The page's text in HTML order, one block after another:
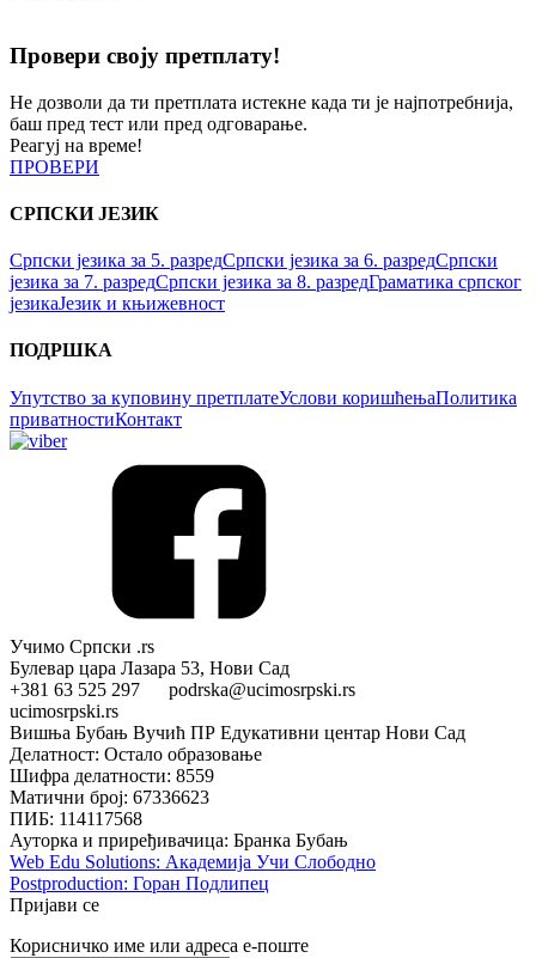
Провери своју претплату!
Не дозволи да ти претплата истекне када ти је најпотребнија,
баш пред тест или пред одговарање.
Реагуј на време!
ПРОВЕРИ
СРПСКИ ЈЕЗИК
Српски језика за 5. разредСрпски језика за 6. разредСрпски
језика за 7. разредСрпски језика за 8. разредГраматика српског
језикаЈезик и књижевност
ПОДРШКА
Упутство за куповину претплатеУслови коришћењаПолитика
приватностиКонтакт
Учимо Српски .rs
Булевар цара Лазара 53, Нови Сад
+381 63 525 297 podrska@ucimosrpski.rs
ucimosrpski.rs
Вишња Бубањ Вучић ПР Едукативни центар Нови Сад
Делатност: Остало образовање
Шифра делатности: 8559
Матични број: 67336623
ПИБ: 114117568
Ауторка и приређивачица: Бранка Бубањ
Web Edu Solutions: Академија Учи Слободно
Postproduction: Горан Подлипец
Пријави се
Корисничко име или адреса е-поште